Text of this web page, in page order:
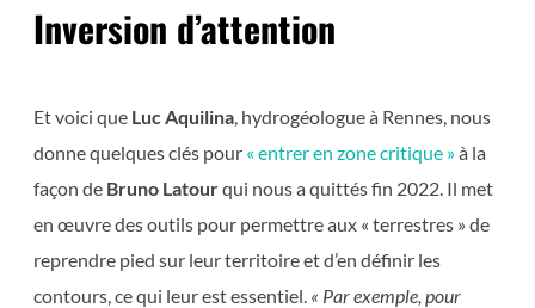
Inversion d’attention
Et voici que Luc Aquilina, hydrogéologue à Rennes, nous
donne quelques clés pour« entrer en zone critique »à la
façon de Bruno Latourqui nous a quittés fin 2022. Il met
en œuvre des outils pour permettre aux « terrestres » de
reprendre pied sur leur territoire et d’en définir les
contours, ce qui leur est essentiel. « Par exemple, pour